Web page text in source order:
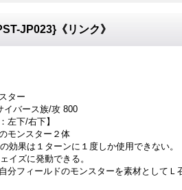
JP023}《リンク》
ター
イバース族/攻 800
左下/右下】
モンスター２体
効果は１ターンに１度しか使用できない。
イズに発動できる。
分フィールドのモンスターを素材としてＬ